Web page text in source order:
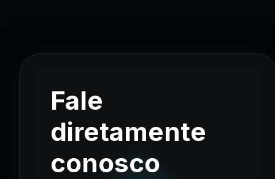
Fale
diretamente
conosco